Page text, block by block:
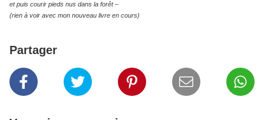
et puis courir pieds nus dans la forêt –
(rien à voir avec mon nouveau livre en cours)
Partager